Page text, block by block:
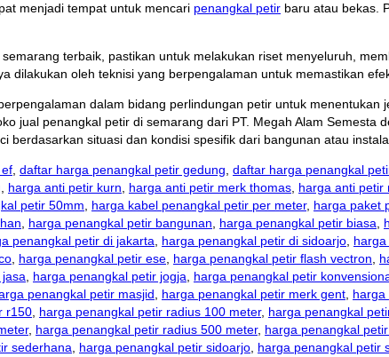
menjadi tempat untuk mencari penangkal petir baru atau bekas.
terbaik, pastikan untuk melakukan riset menyeluruh,
dilakukan oleh teknisi yang berpengalaman untuk memastikan
dalam bidang perlindungan petir untuk
jual penangkal petir di semarang dari PT. Megah Alam Semesta
situasi dan kondisi spesifik dari bangunan atau
daftar harga penangkal petir gedung daftar harga penangkal
harga anti petir kurn harga anti petir merk thomas harga anti petir
petir 50mm harga kabel penangkal petir per meter, harga paket
harga penangkal petir bangunan harga penangkal petir biasa
penangkal petir di jakarta harga penangkal petir di sidoarjo
harga penangkal petir ese harga penangkal petir flash vectron
harga penangkal petir jogja harga penangkal petir
penangkal petir masjid harga penangkal petir merk gent harga
r150 harga penangkal petir radius 100 meter, harga penangkal
, harga penangkal petir radius 500 meter, harga penangkal
sederhana harga penangkal petir sidoarjo harga penangkal petir